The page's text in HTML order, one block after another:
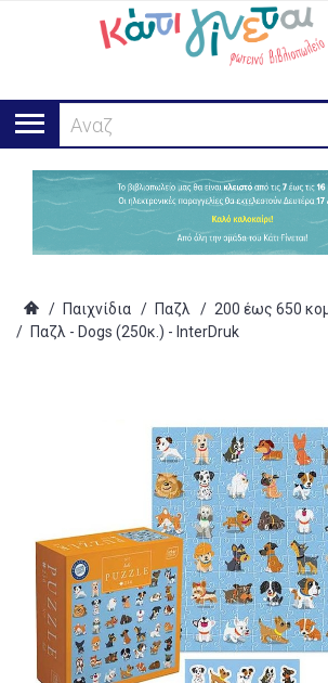
Αναζήτησ
/ Παιχνίδια / Παζλ / 200 έως 650
/ Παζλ - Dogs (250κ.) - InterDruk